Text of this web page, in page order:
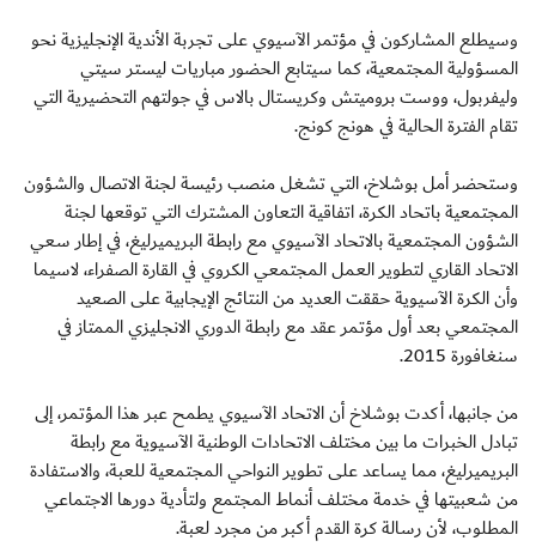
وسيطلع المشاركون في مؤتمر الآسيوي على تجربة الأندية الإنجليزية نحو
المسؤولية المجتمعية، كما سيتابع الحضور مباريات ليستر سيتي
وليفربول، ووست بروميتش وكريستال بالاس في جولتهم التحضيرية التي
تقام الفترة الحالية في هونج كونج.
وستحضر أمل بوشلاخ، التي تشغل منصب رئيسة لجنة الاتصال والشؤون
المجتمعية باتحاد الكرة، اتفاقية التعاون المشترك التي توقعها لجنة
الشؤون المجتمعية بالاتحاد الآسيوي مع رابطة البريميرليغ، في إطار سعي
الاتحاد القاري لتطوير العمل المجتمعي الكروي في القارة الصفراء، لاسيما
وأن الكرة الآسيوية حققت العديد من النتائج الإيجابية على الصعيد
المجتمعي بعد أول مؤتمر عقد مع رابطة الدوري الانجليزي الممتاز في
سنغافورة 2015.
من جانبها، أكدت بوشلاخ أن الاتحاد الآسيوي يطمح عبر هذا المؤتمر، إلى
تبادل الخبرات ما بين مختلف الاتحادات الوطنية الآسيوية مع رابطة
البريميرليغ، مما يساعد على تطوير النواحي المجتمعية للعبة، والاستفادة
من شعبيتها في خدمة مختلف أنماط المجتمع ولتأدية دورها الاجتماعي
المطلوب، لأن رسالة كرة القدم أكبر من مجرد لعبة.